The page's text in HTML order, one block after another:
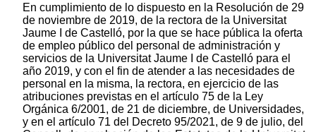
En cumplimiento de lo dispuesto en la Resolución de 29
de noviembre de 2019, de la rectora de la Universitat
Jaume I de Castelló, por la que se hace pública la oferta
de empleo público del personal de administración y
servicios de la Universitat Jaume I de Castelló para el
año 2019, y con el fin de atender a las necesidades de
personal en la misma, la rectora, en ejercicio de las
atribuciones previstas en el artículo 75 de la Ley
Orgánica 6/2001, de 21 de diciembre, de Universidades,
y en el artículo 71 del Decreto 95/2021, de 9 de julio, del